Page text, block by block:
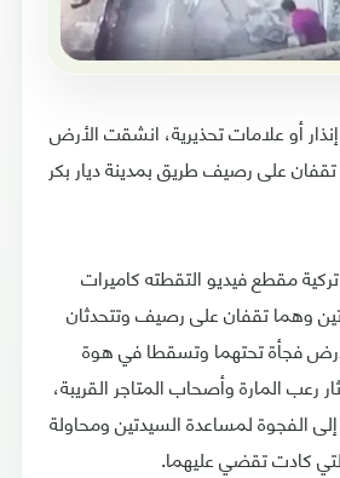
أو علامات تحذيرية، انشقت الأرض
تقفان على رصيف طريق بمدينة ديار بكر
مقطع فيديو التقطته كاميرات
وهما تقفان على رصيف وتتحدثان
فجأة تحتهما وتسقطا في هوة
رعب المارة وأصحاب المتاجر القريبة،
الفجوة لمساعدة السيدتين ومحاولة
كادت تقضي عليهما.